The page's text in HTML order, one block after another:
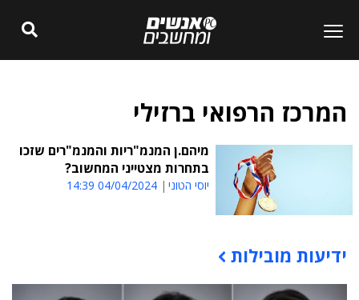
המרכז הרפואי ברזילי
מיהם.ן המנמ"ריות והמנמ"רים שזכו
בתחרות מצטייני המחשוב?
יוסי הטוני 04/04/2024 14:39
תוכן פרסומי
ידיעות מובילות